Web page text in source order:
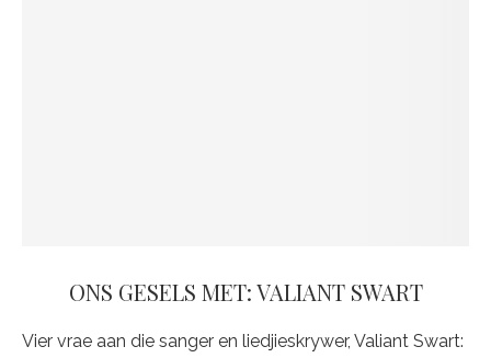
ONS GESELS MET: VALIANT SWART
Vier vrae aan die sanger en liedjieskrywer, Valiant Swart: